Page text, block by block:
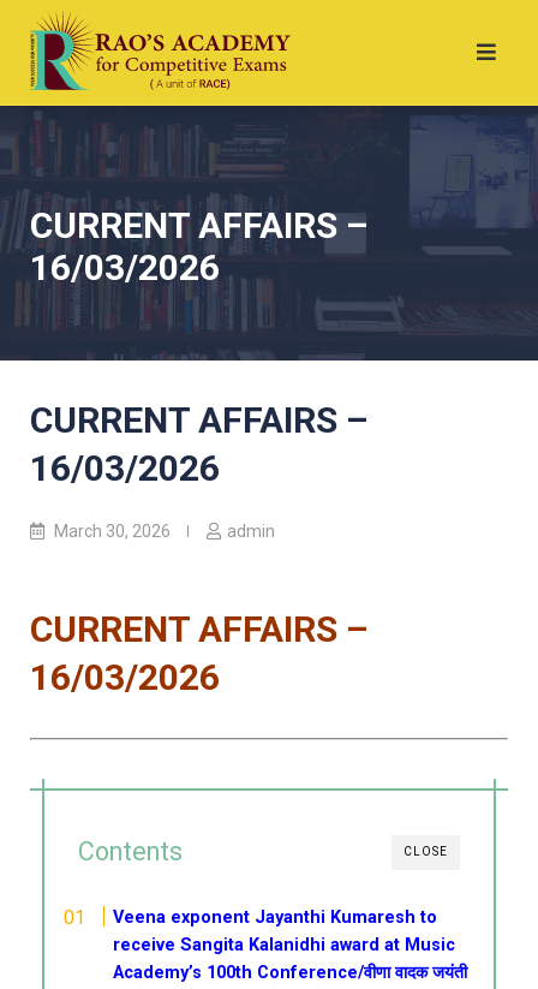
CURRENT AFFAIRS –
16/03/2026
CURRENT AFFAIRS –
16/03/2026
March 30, 2026 admin
CURRENT AFFAIRS –
16/03/2026
CLOSE
Contents
Veena exponent Jayanthi Kumaresh to
receive Sangita Kalanidhi award at Music
Academy’s 100th Conference/वीणा वादक जयंती